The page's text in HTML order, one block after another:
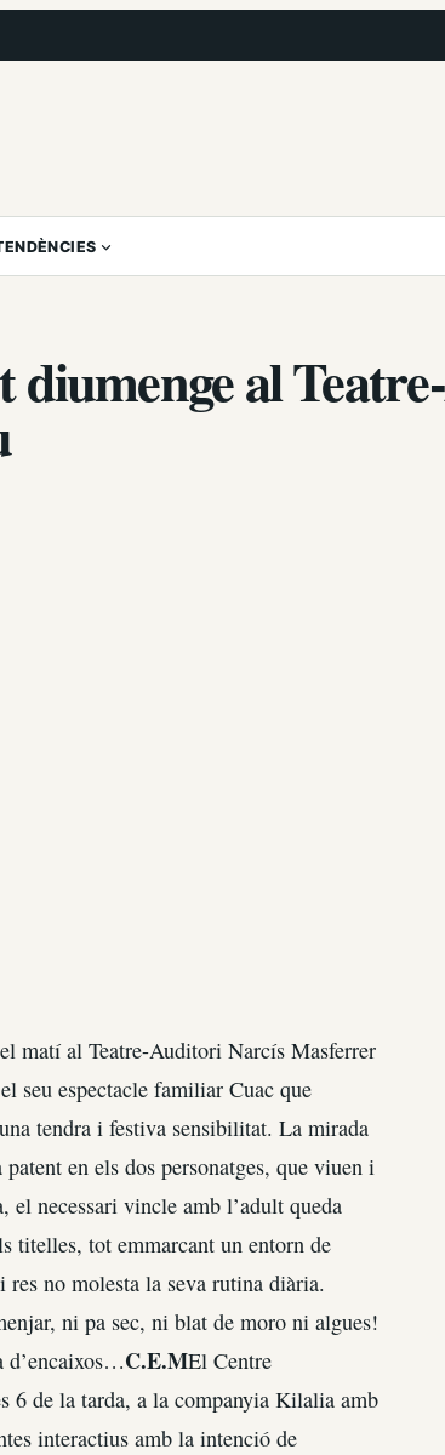
diumenge al
matí al Teatre-Auditori Narcís Masferrer
seu espectacle familiar Cuac que
tendra i festiva sensibilitat. La mirada
en els dos personatges, que viuen i
necessari vincle amb l’adult queda
titelles, tot emmarcant un entorn de
no molesta la seva rutina diària.
ni pa sec, ni blat de moro ni algues!
d’encaixos…C.E.MEl Centre
6 de la tarda, a la companyia Kilalia amb
interactius amb la intenció de